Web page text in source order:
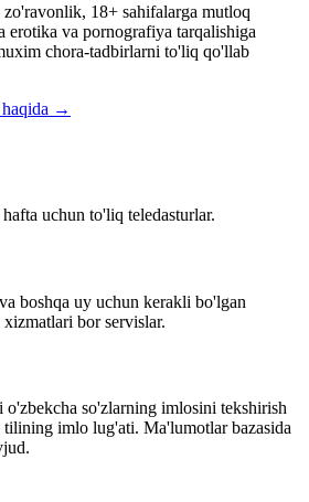
18+ sahifalarga mutloq
erotika va pornografiya tarqalishiga
chora-tadbirlarni to'liq qo'llab
→
uchun to'liq teledasturlar.
boshqa uy uchun kerakli bo'lgan
bor servislar.
so'zlarning imlosini tekshirish
imlo lug'ati. Ma'lumotlar bazasida